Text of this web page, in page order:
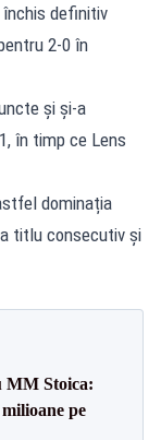
definitiv
2-0 în
și și-a
în timp ce Lens
dominația
titlu consecutiv și
MM Stoica:
pe